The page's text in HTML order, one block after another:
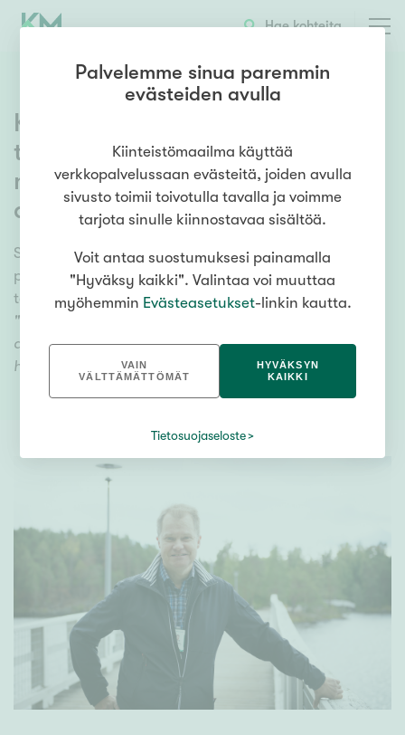
Hae kohteita
Kiinteistönvälittäjä seuraa
talouden käänteitä
näköalapaikalta – ihmisten
auttaminen palkitsee
Savonlinnan Kiinteistömaailma-yrittäjä Seppo Kairikko
pitää itseään etuoikeutettuna, kun saa olla
todistamassa talouden suhdanteita näköalapaikalta.
"Aina jaksaa ihmetyttää, miten herkkä ilmapuntari
asuntokauppa onkaan, niin hyvässä kuin
huonossakin."
Palvelemme sinua paremmin
evästeiden avulla
Kiinteistömaailma käyttää
verkkopalvelussaan evästeitä, joiden avulla
sivusto toimii toivotulla tavalla ja voimme
tarjota sinulle kiinnostavaa sisältöä.
Voit antaa suostumuksesi painamalla
"Hyväksy kaikki". Valintaa voi muuttaa
myöhemmin Evästeasetukset-linkin kautta.
VAIN
VÄLTTÄMÄTTÖMÄT
HYVÄKSYN
KAIKKI
Tietosuojaseloste